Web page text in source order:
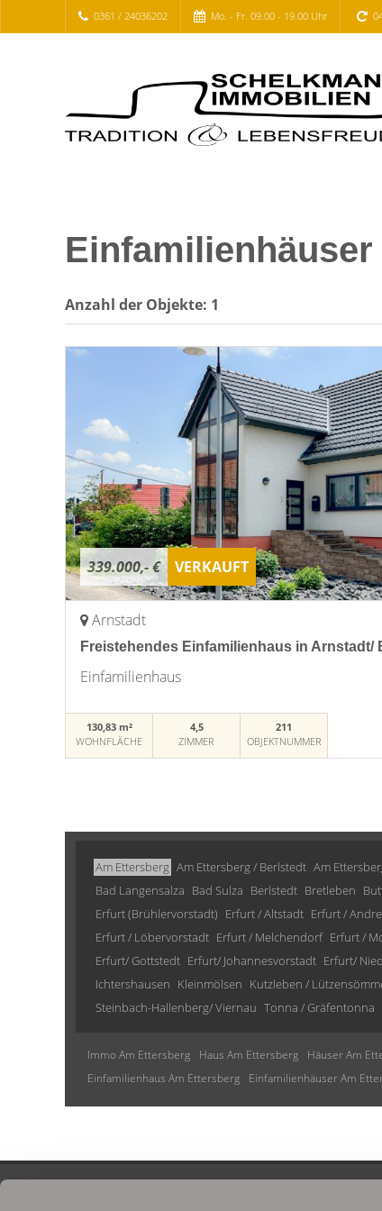
0361 / 24036202 Mo. - Fr. 09.00 - 19.00 Uhr
Anzahl der Objekte: 1
339.000,- € VERKAUFT
Arnstadt
Freistehendes Einfamilienhaus in Arnstadt/
Einfamilienhaus
130,83 m²
WOHNFLÄCHE
4,5
ZIMMER
211
OBJEKTNUMMER
Am Ettersberg Am Ettersberg / Berlstedt Am
Bad Langensalza Bad Sulza Berlstedt Bretleben
Erfurt (Brühlervorstadt) Erfurt / Altstadt Erfurt /
Erfurt / Löbervorstadt Erfurt / Melchendorf Erfurt /
Erfurt/ Gottstedt Erfurt/ Johannesvorstadt Erfurt/
Ichtershausen Kleinmölsen Kutzleben /
Steinbach-Hallenberg/ Viernau Tonna / Gräfentonna
Immo Am Ettersberg Haus Am Ettersberg Häuser Am
Einfamilienhaus Am Ettersberg
Einfamilienhäuser Am